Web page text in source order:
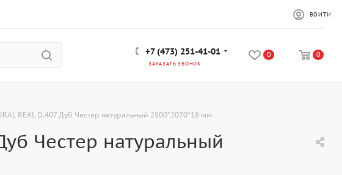
ВОЙТИ
+7 (473) 251-41-01
ЗАКАЗАТЬ ЗВОНОК
0 0
REAL D.407 Дуб Честер натуральный 2800*2070*18 мм
Честер натуральный